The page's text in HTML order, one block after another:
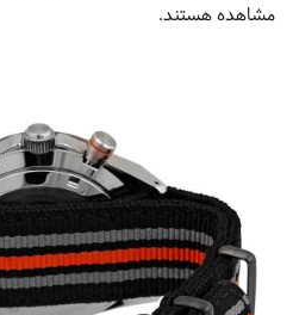
مشاهده هستند.